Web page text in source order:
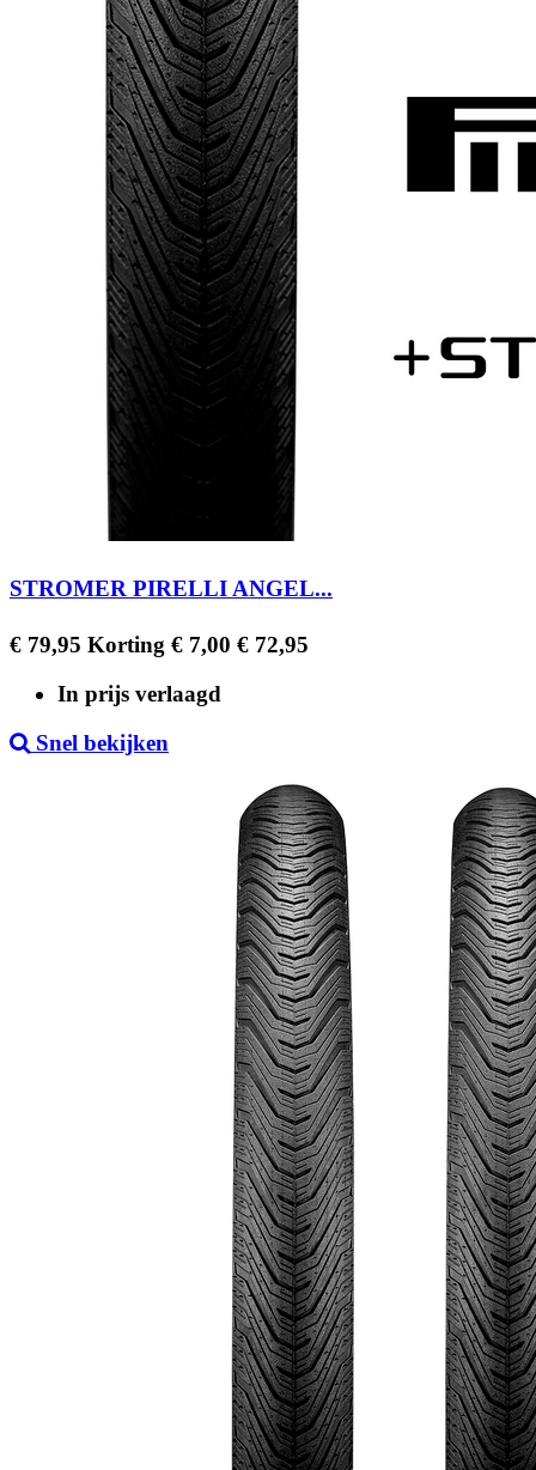
STROMER PIRELLI ANGEL...
Regular
€ 79,95 Korting € 7,00 Prijs
€ 72,95
In prijs verlaagd
Snel bekijken